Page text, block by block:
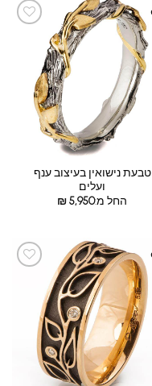
טבעת נישואין בעיצוב ענף
ועלים
החל מ:
₪5,950